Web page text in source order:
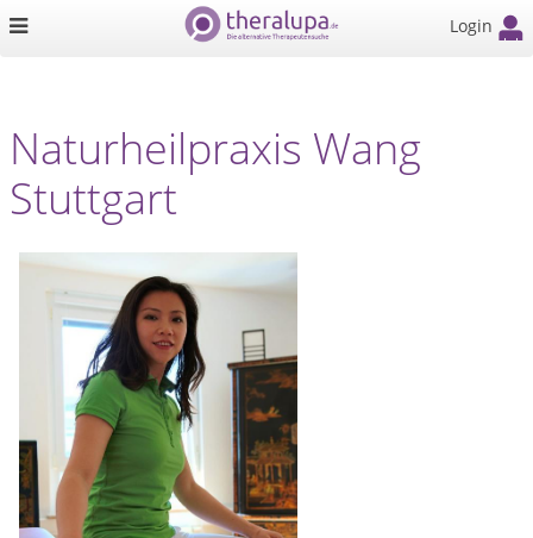
Login
Naturheilpraxis Wang
Stuttgart